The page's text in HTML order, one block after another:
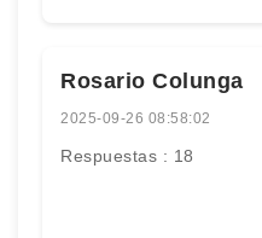
Rosario Colunga
2025-09-26 08:58:02
Respuestas : 18